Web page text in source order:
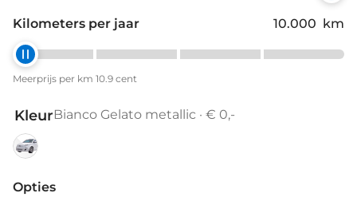
Kilometers per jaar 10.000 km
Meerprijs per km 10.9 cent
KleurBianco Gelato metallic · € 0,-
Gelato
Opties